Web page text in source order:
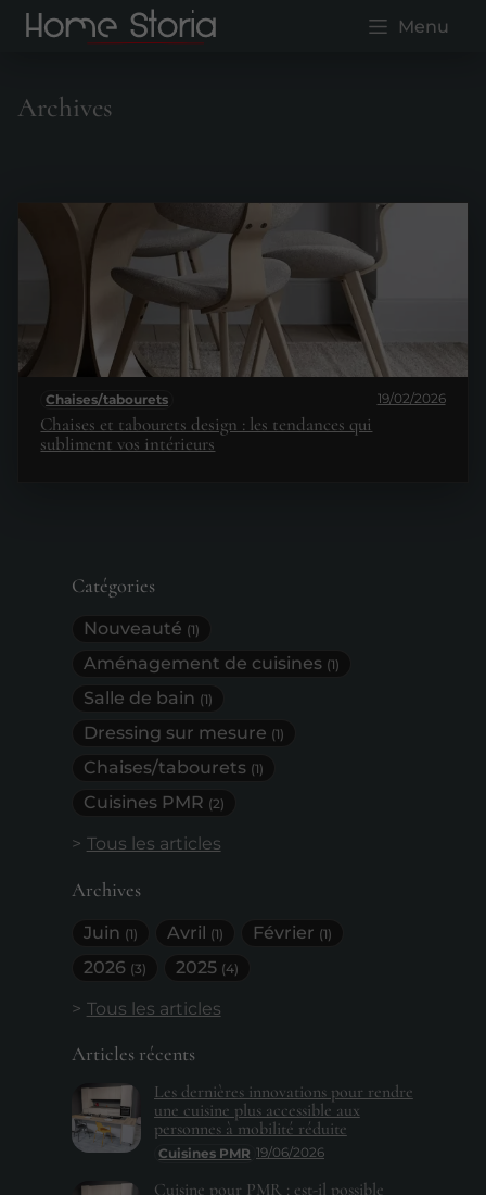
Menu
Catégories
Nouveauté (1)
Aménagement de cuisines (1)
Salle de bain (1)
Dressing sur mesure (1)
Chaises/tabourets (1)
Cuisines PMR (2)
Tous les articles
Archives
Juin (1) Avril (1) Février (1)
2026 (3) 2025 (4)
Tous les articles
Articles récents
Cuisines PMR 19/06/2026
Les dernières innovations pour rendre
une cuisine plus accessible aux
personnes à mobilité réduite
Cuisine pour PMR : est-il possible
Archives
Chaises/tabourets 19/02/2026
Chaises et tabourets design : les tendances qui
subliment vos intérieurs